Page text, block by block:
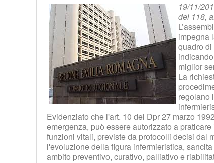
19/11/
del 118,
impegna
quadro
miglior
La
regolano
Evidenziato che l'art. 10 del Dpr 27 marzo
emergenza, può essere autorizzato a
funzioni vitali, previste da protocolli decisi dal
l'evoluzione della figura infermieristica,
ambito preventivo, curativo, palliativo e